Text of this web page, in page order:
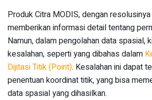
Produk Citra MODIS, dengan
memberikan informasi detail tentang
Namun, dalam pengolahan data spasial,
kesalahan, seperti yang dibahas dalam
Dijitasi Titik (Point). Kesalahan ini dapat
penentuan koordinat titik, yang bisa
data spasial yang dihasilkan.